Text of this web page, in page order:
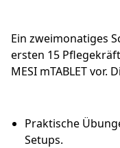
Ein zweimonatiges
ersten 15
MESI mTABLET vor.
Praktische
Setups.